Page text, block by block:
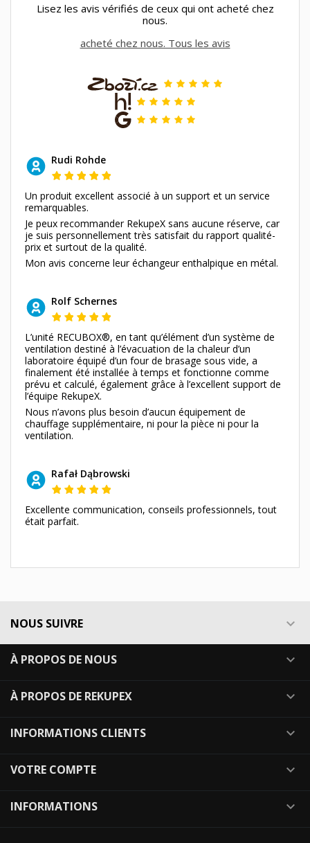
Lisez les avis vérifiés de ceux qui ont acheté chez
nous.
acheté chez nous. Tous les avis
Rudi Rohde
Un produit excellent associé à un support et un service
remarquables.
Je peux recommander RekupeX sans aucune réserve, car
je suis personnellement très satisfait du rapport qualité-
prix et surtout de la qualité.
Mon avis concerne leur échangeur enthalpique en métal.
Rolf Schernes
L’unité RECUBOX®, en tant qu’élément d’un système de
ventilation destiné à l’évacuation de la chaleur d’un
laboratoire équipé d’un four de brasage sous vide, a
finalement été installée à temps et fonctionne comme
prévu et calculé, également grâce à l’excellent support de
l’équipe RekupeX.
Nous n’avons plus besoin d’aucun équipement de
chauffage supplémentaire, ni pour la pièce ni pour la
ventilation.
Rafał Dąbrowski
Excellente communication, conseils professionnels, tout
était parfait.
NOUS SUIVRE 
À PROPOS DE NOUS 
À PROPOS DE REKUPEX 
INFORMATIONS CLIENTS 
VOTRE COMPTE 
INFORMATIONS 